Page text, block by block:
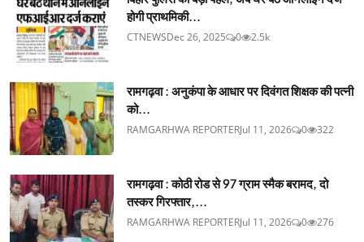
होगी प्राथमिकी...
CTNEWSDec 26, 2025 0 2.5k
रामगढ़वा : अनुकंपा के आधार पर दिवंगत शिक्षक की पत्नी
को...
RAMGARHWA REPORTERJul 11, 2026 0 322
रामगढ़वा : कोठी रोड से 97 ग्राम स्मैक बरामद, दो
तस्कर गिरफ्तार,...
RAMGARHWA REPORTERJul 11, 2026 0 276